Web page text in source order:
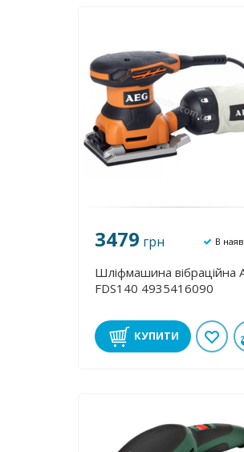
3479 грн В
Шліфмашина вібраційна
FDS140 4935416090
КУПИТИ